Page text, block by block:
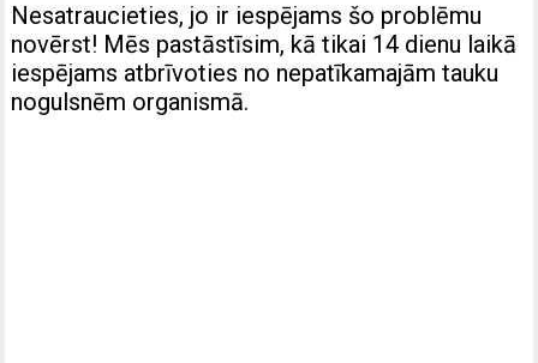
Nesatraucieties, jo ir iespējams šo problēmu
novērst! Mēs pastāstīsim, kā tikai 14 dienu laikā
iespējams atbrīvoties no nepatīkamajām tauku
nogulsnēm organismā.